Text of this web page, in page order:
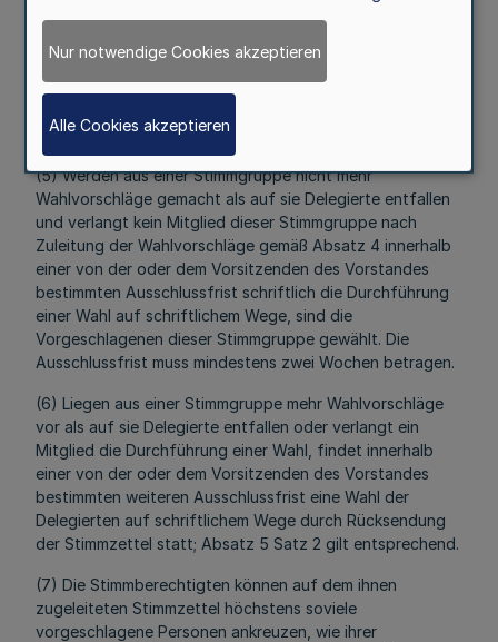
Vorgeschlagenen unzureichend ist.
(4) Aus den Wahlvorschlägen werden für jede
Stimmgruppe Stimmzettel zusammengestellt. Die oder der
Stimmberechtigten zur Wahl zu.
(5) Werden aus einer Stimmgruppe nicht mehr
Wahlvorschläge gemacht als auf sie Delegierte entfallen
und verlangt kein Mitglied dieser Stimmgruppe nach
Zuleitung der Wahlvorschläge gemäß Absatz 4 innerhalb
einer von der oder dem Vorsitzenden des Vorstandes
bestimmten Ausschlussfrist schriftlich die Durchführung
einer Wahl auf schriftlichem Wege, sind die
Vorgeschlagenen dieser Stimmgruppe gewählt. Die
Ausschlussfrist muss mindestens zwei Wochen betragen.
(6) Liegen aus einer Stimmgruppe mehr Wahlvorschläge
vor als auf sie Delegierte entfallen oder verlangt ein
Mitglied die Durchführung einer Wahl, findet innerhalb
einer von der oder dem Vorsitzenden des Vorstandes
bestimmten weiteren Ausschlussfrist eine Wahl der
Delegierten auf schriftlichem Wege durch Rücksendung
der Stimmzettel statt; Absatz 5 Satz 2 gilt entsprechend.
(7) Die Stimmberechtigten können auf dem ihnen
zugeleiteten Stimmzettel höchstens soviele
vorgeschlagene Personen ankreuzen, wie ihrer
Nur notwendige Cookies akzeptieren
Alle Cookies akzeptieren